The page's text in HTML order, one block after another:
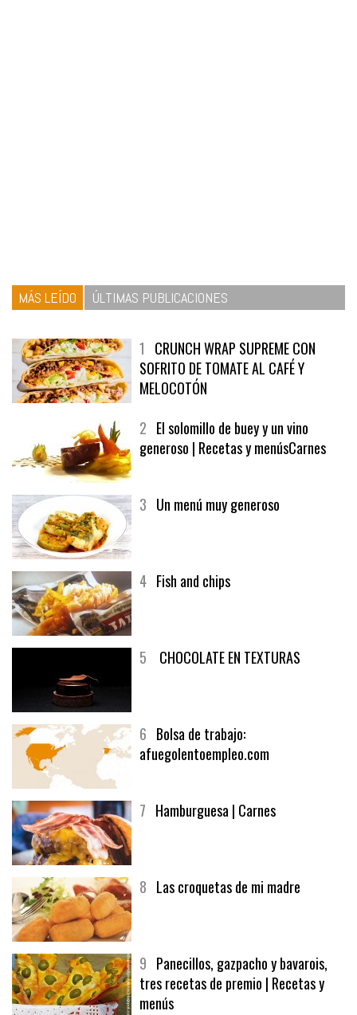
MÁS LEÍDO ÚLTIMAS PUBLICACIONES
1 CRUNCH WRAP SUPREME CON
SOFRITO DE TOMATE AL CAFÉ Y
MELOCOTÓN
2 El solomillo de buey y un vino
generoso | Recetas y menúsCarnes
3 Un menú muy generoso
4 Fish and chips
5 CHOCOLATE EN TEXTURAS
6 Bolsa de trabajo:
afuegolentoempleo.com
7 Hamburguesa | Carnes
8 Las croquetas de mi madre
9 Panecillos, gazpacho y bavarois,
tres recetas de premio | Recetas y
menús